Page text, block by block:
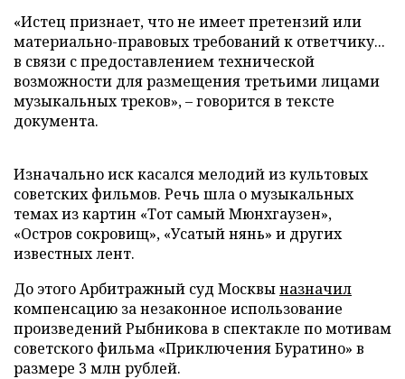
«Истец признает, что не имеет претензий или
материально-правовых требований к ответчику...
в связи с предоставлением технической
возможности для размещения третьими лицами
музыкальных треков», – говорится в тексте
документа.
Изначально иск касался мелодий из культовых
советских фильмов. Речь шла о музыкальных
темах из картин «Тот самый Мюнхгаузен»,
«Остров сокровищ», «Усатый нянь» и других
известных лент.
До этого Арбитражный суд Москвыназначил
компенсацию за незаконное использование
произведений Рыбникова в спектакле по мотивам
советского фильма «Приключения Буратино» в
размере 3 млн рублей.